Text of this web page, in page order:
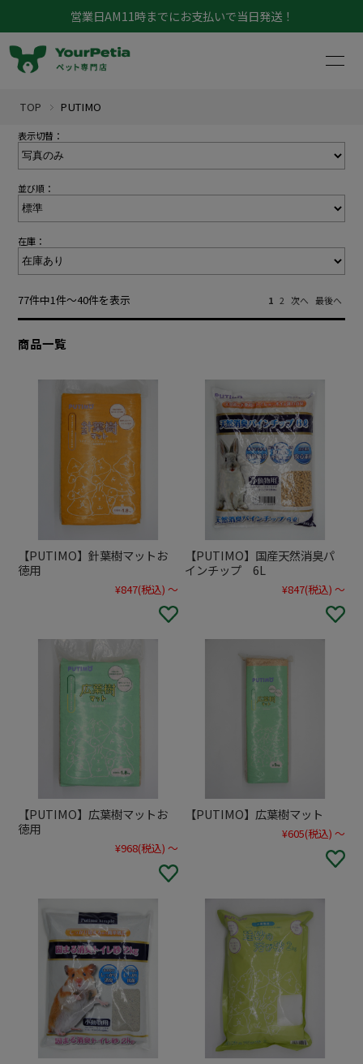
営業日AM11時までにお支払いで当日発送！
マイページ お買い物カゴ
犬
フード
おやつ
おもちゃ
トイレ
サークル・ケージ
お散歩・お出かけ
食器
猫
フード
トイレ用品
爪とぎ
タワー
サークル・ケージ
おもちゃ
介護
ベッド
お手入れ
おやつ
健康
鳥
小動物
アクア
フード
用品
昆虫
フード
小動物
アクア
おやつ
犬猫共通
健康・体調管理
犬猫共通
トイレ・衛生ケア
犬
- 猫砂
- トイレ
犬猫共通
小動物
お留守番・安全対策
ブランドから探す
TOP PUTIMO
表示切替：
並び順：
在庫：
77件中1件～40件を表示 1 2 次へ 最後へ
商品一覧
【PUTIMO】針葉樹マットお
徳用
¥847(税込) ～
【PUTIMO】国産天然消臭パ
インチップ 6L
¥847(税込) ～
【PUTIMO】広葉樹マットお
徳用
¥968(税込) ～
【PUTIMO】広葉樹マット
¥605(税込) ～